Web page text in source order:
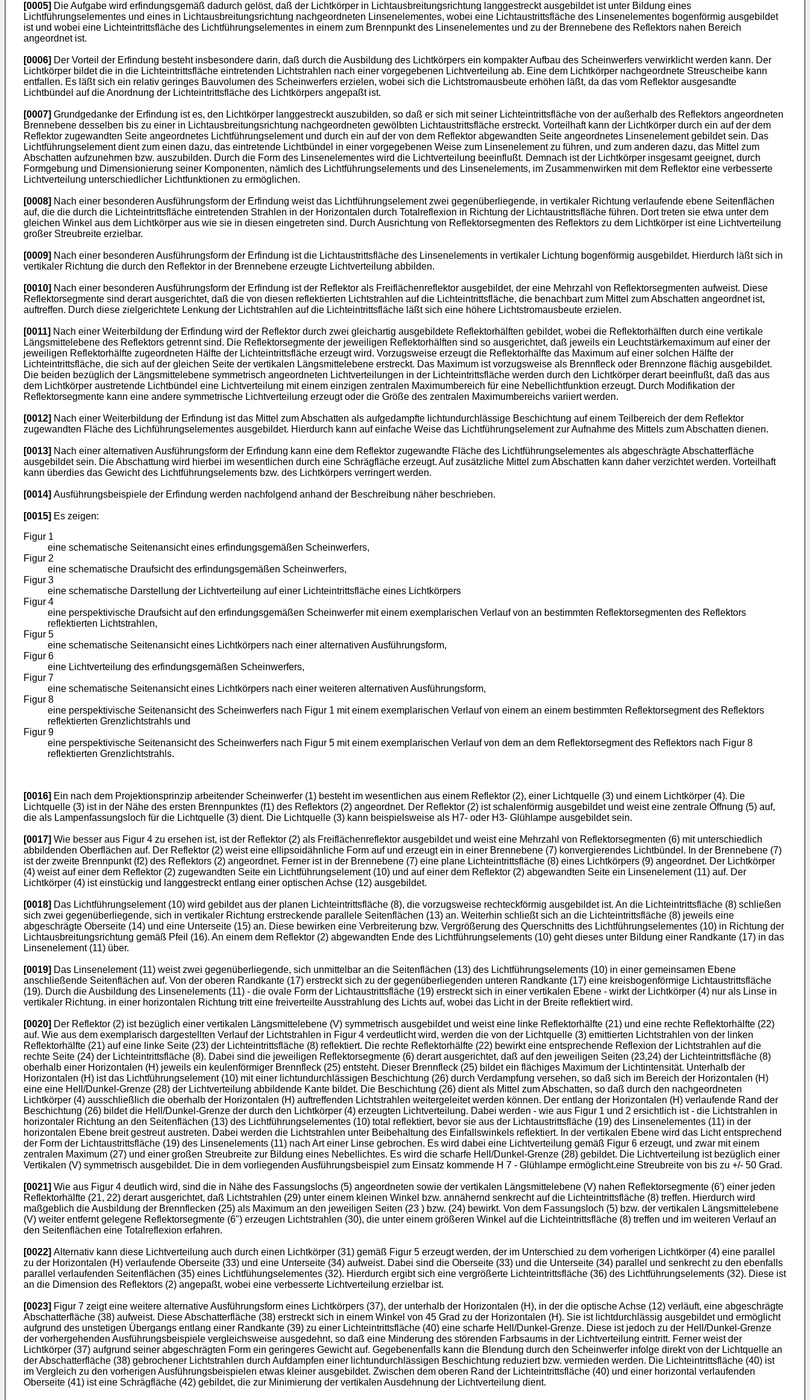
[0005] Die Aufgabe wird erfindungsgemäß dadurch gelöst, daß der Lichtkörper in Lichtausbreitungsrichtung langgestreckt ausgebildet ist unter Bildung eines
Lichtführungselementes und eines in Lichtausbreitungsrichtung nachgeordneten Linsenelementes, wobei eine Lichtaustrittsfläche des Linsenelementes bogenförmig ausgebildet
ist und wobei eine Lichteintrittsfläche des Lichtführungselementes in einem zum Brennpunkt des Linsenelementes und zu der Brennebene des Reflektors nahen Bereich
angeordnet ist.
[0006] Der Vorteil der Erfindung besteht insbesondere darin, daß durch die Ausbildung des Lichtkörpers ein kompakter Aufbau des Scheinwerfers verwirklicht werden kann. Der
Lichtkörper bildet die in die Lichteintrittsfläche eintretenden Lichtstrahlen nach einer vorgegebenen Lichtverteilung ab. Eine dem Lichtkörper nachgeordnete Streuscheibe kann
entfallen. Es läßt sich ein relativ geringes Bauvolumen des Scheinwerfers erzielen, wobei sich die Lichtstromausbeute erhöhen läßt, da das vom Reflektor ausgesandte
Lichtbündel auf die Anordnung der Lichteintrittsfläche des Lichtkörpers angepaßt ist.
[0007] Grundgedanke der Erfindung ist es, den Lichtkörper langgestreckt auszubilden, so daß er sich mit seiner Lichteintrittsfläche von der außerhalb des Reflektors angeordneten
Brennebene desselben bis zu einer in Lichtausbreitungsrichtung nachgeordneten gewölbten Lichtaustrittsfläche erstreckt. Vorteilhaft kann der Lichtkörper durch ein auf der dem
Reflektor zugewandten Seite angeordnetes Lichtführungselement und durch ein auf der von dem Reflektor abgewandten Seite angeordnetes Linsenelement gebildet sein. Das
Lichtführungselement dient zum einen dazu, das eintretende Lichtbündel in einer vorgegebenen Weise zum Linsenelement zu führen, und zum anderen dazu, das Mittel zum
Abschatten aufzunehmen bzw. auszubilden. Durch die Form des Linsenelementes wird die Lichtverteilung beeinflußt. Demnach ist der Lichtkörper insgesamt geeignet, durch
Formgebung und Dimensionierung seiner Komponenten, nämlich des Lichtführungselements und des Linsenelements, im Zusammenwirken mit dem Reflektor eine verbesserte
Lichtverteilung unterschiedlicher Lichtfunktionen zu ermöglichen.
[0008] Nach einer besonderen Ausführungsform der Erfindung weist das Lichtführungselement zwei gegenüberliegende, in vertikaler Richtung verlaufende ebene Seitenflächen
auf, die die durch die Lichteintrittsfläche eintretenden Strahlen in der Horizontalen durch Totalreflexion in Richtung der Lichtaustrittsfläche führen. Dort treten sie etwa unter dem
gleichen Winkel aus dem Lichtkörper aus wie sie in diesen eingetreten sind. Durch Ausrichtung von Reflektorsegmenten des Reflektors zu dem Lichtkörper ist eine Lichtverteilung
großer Streubreite erzielbar.
[0009] Nach einer besonderen Ausführungsform der Erfindung ist die Lichtaustrittsfläche des Linsenelements in vertikaler Lichtung bogenförmig ausgebildet. Hierdurch läßt sich in
vertikaler Richtung die durch den Reflektor in der Brennebene erzeugte Lichtverteilung abbilden.
[0010] Nach einer besonderen Ausführungsform der Erfindung ist der Reflektor als Freiflächenreflektor ausgebildet, der eine Mehrzahl von Reflektorsegmenten aufweist. Diese
Reflektorsegmente sind derart ausgerichtet, daß die von diesen reflektierten Lichtstrahlen auf die Lichteintrittsfläche, die benachbart zum Mittel zum Abschatten angeordnet ist,
auftreffen. Durch diese zielgerichtete Lenkung der Lichtstrahlen auf die Lichteintrittsfläche läßt sich eine höhere Lichtstromausbeute erzielen.
[0011] Nach einer Weiterbildung der Erfindung wird der Reflektor durch zwei gleichartig ausgebildete Reflektorhälften gebildet, wobei die Reflektorhälften durch eine vertikale
Längsmittelebene des Reflektors getrennt sind. Die Reflektorsegmente der jeweiligen Reflektorhälften sind so ausgerichtet, daß jeweils ein Leuchtstärkemaximum auf einer der
jeweiligen Reflektorhälfte zugeordneten Hälfte der Lichteintrittsfläche erzeugt wird. Vorzugsweise erzeugt die Reflektorhälfte das Maximum auf einer solchen Hälfte der
Lichteintrittsfläche, die sich auf der gleichen Seite der vertikalen Längsmittelebene erstreckt. Das Maximum ist vorzugsweise als Brennfleck oder Brennzone flächig ausgebildet.
Die beiden bezüglich der Längsmittelebene symmetrisch angeordneten Lichtverteilungen in der Lichteintrittsfläche werden durch den Lichtkörper derart beeinflußt, daß das aus
dem Lichtkörper austretende Lichtbündel eine Lichtverteilung mit einem einzigen zentralen Maximumbereich für eine Nebellichtfunktion erzeugt. Durch Modifikation der
Reflektorsegmente kann eine andere symmetrische Lichtverteilung erzeugt oder die Größe des zentralen Maximumbereichs variiert werden.
[0012] Nach einer Weiterbildung der Erfindung ist das Mittel zum Abschatten als aufgedampfte lichtundurchlässige Beschichtung auf einem Teilbereich der dem Reflektor
zugewandten Fläche des Lichführungselementes ausgebildet. Hierdurch kann auf einfache Weise das Lichtführungselement zur Aufnahme des Mittels zum Abschatten dienen.
[0013] Nach einer alternativen Ausführungsform der Erfindung kann eine dem Reflektor zugewandte Fläche des Lichtführungselementes als abgeschrägte Abschatterfläche
ausgebildet sein. Die Abschattung wird hierbei im wesentlichen durch eine Schrägfläche erzeugt. Auf zusätzliche Mittel zum Abschatten kann daher verzichtet werden. Vorteilhaft
kann überdies das Gewicht des Lichtführungselements bzw. des Lichtkörpers verringert werden.
[0014] Ausführungsbeispiele der Erfindung werden nachfolgend anhand der Beschreibung näher beschrieben.
[0015] Es zeigen:
Figur 1
eine schematische Seitenansicht eines erfindungsgemäßen Scheinwerfers,
Figur 2
eine schematische Draufsicht des erfindungsgemäßen Scheinwerfers,
Figur 3
eine schematische Darstellung der Lichtverteilung auf einer Lichteintrittsfläche eines Lichtkörpers
Figur 4
eine perspektivische Draufsicht auf den erfindungsgemäßen Scheinwerfer mit einem exemplarischen Verlauf von an bestimmten Reflektorsegmenten des Reflektors
reflektierten Lichtstrahlen,
Figur 5
eine schematische Seitenansicht eines Lichtkörpers nach einer alternativen Ausführungsform,
Figur 6
eine Lichtverteilung des erfindungsgemäßen Scheinwerfers,
Figur 7
eine schematische Seitenansicht eines Lichtkörpers nach einer weiteren alternativen Ausführungsform,
Figur 8
eine perspektivische Seitenansicht des Scheinwerfers nach Figur 1 mit einem exemplarischen Verlauf von einem an einem bestimmten Reflektorsegment des Reflektors
reflektierten Grenzlichtstrahls und
Figur 9
eine perspektivische Seitenansicht des Scheinwerfers nach Figur 5 mit einem exemplarischen Verlauf von dem an dem Reflektorsegment des Reflektors nach Figur 8
reflektierten Grenzlichtstrahls.
[0016] Ein nach dem Projektionsprinzip arbeitender Scheinwerfer (1) besteht im wesentlichen aus einem Reflektor (2), einer Lichtquelle (3) und einem Lichtkörper (4). Die
Lichtquelle (3) ist in der Nähe des ersten Brennpunktes (f1) des Reflektors (2) angeordnet. Der Reflektor (2) ist schalenförmig ausgebildet und weist eine zentrale Öffnung (5) auf,
die als Lampenfassungsloch für die Lichtquelle (3) dient. Die Lichtquelle (3) kann beispielsweise als H7- oder H3- Glühlampe ausgebildet sein.
[0017] Wie besser aus Figur 4 zu ersehen ist, ist der Reflektor (2) als Freiflächenreflektor ausgebildet und weist eine Mehrzahl von Reflektorsegmenten (6) mit unterschiedlich
abbildenden Oberflächen auf. Der Reflektor (2) weist eine ellipsoidähnliche Form auf und erzeugt ein in einer Brennebene (7) konvergierendes Lichtbündel. In der Brennebene (7)
ist der zweite Brennpunkt (f2) des Reflektors (2) angeordnet. Ferner ist in der Brennebene (7) eine plane Lichteintrittsfläche (8) eines Lichtkörpers (9) angeordnet. Der Lichtkörper
(4) weist auf einer dem Reflektor (2) zugewandten Seite ein Lichtführungselement (10) und auf einer dem Reflektor (2) abgewandten Seite ein Linsenelement (11) auf. Der
Lichtkörper (4) ist einstückig und langgestreckt entlang einer optischen Achse (12) ausgebildet.
[0018] Das Lichtführungselement (10) wird gebildet aus der planen Lichteintrittsfläche (8), die vorzugsweise rechteckförmig ausgebildet ist. An die Lichteintrittsfläche (8) schließen
sich zwei gegenüberliegende, sich in vertikaler Richtung erstreckende parallele Seitenflächen (13) an. Weiterhin schließt sich an die Lichteintrittsfläche (8) jeweils eine
abgeschrägte Oberseite (14) und eine Unterseite (15) an. Diese bewirken eine Verbreiterung bzw. Vergrößerung des Querschnitts des Lichtführungselementes (10) in Richtung der
Lichtausbreitungsrichtung gemäß Pfeil (16). An einem dem Reflektor (2) abgewandten Ende des Lichtführungselements (10) geht dieses unter Bildung einer Randkante (17) in das
Linsenelement (11) über.
[0019] Das Linsenelement (11) weist zwei gegenüberliegende, sich unmittelbar an die Seitenflächen (13) des Lichtführungselements (10) in einer gemeinsamen Ebene
anschließende Seitenflächen auf. Von der oberen Randkante (17) erstreckt sich zu der gegenüberliegenden unteren Randkante (17) eine kreisbogenförmige Lichtaustrittsfläche
(19). Durch die Ausbildung des Linsenelements (11) - die ovale Form der Lichtaustrittsfläche (19) erstreckt sich in einer vertikalen Ebene - wirkt der Lichtkörper (4) nur als Linse in
vertikaler Richtung. in einer horizontalen Richtung tritt eine freiverteilte Ausstrahlung des Lichts auf, wobei das Licht in der Breite reflektiert wird.
[0020] Der Reflektor (2) ist bezüglich einer vertikalen Längsmittelebene (V) symmetrisch ausgebildet und weist eine linke Reflektorhälfte (21) und eine rechte Reflektorhälfte (22)
auf. Wie aus dem exemplarisch dargestellten Verlauf der Lichtstrahlen in Figur 4 verdeutlicht wird, werden die von der Lichtquelle (3) emittierten Lichtstrahlen von der linken
Reflektorhälfte (21) auf eine linke Seite (23) der Lichteintrittsfläche (8) reflektiert. Die rechte Reflektorhälfte (22) bewirkt eine entsprechende Reflexion der Lichtstrahlen auf die
rechte Seite (24) der Lichteintrittsfläche (8). Dabei sind die jeweiligen Reflektorsegmente (6) derart ausgerichtet, daß auf den jeweiligen Seiten (23,24) der Lichteintrittsfläche (8)
oberhalb einer Horizontalen (H) jeweils ein keulenförmiger Brennfleck (25) entsteht. Dieser Brennfleck (25) bildet ein flächiges Maximum der Lichtintensität. Unterhalb der
Horizontalen (H) ist das Lichtführungselement (10) mit einer lichtundurchlässigen Beschichtung (26) durch Verdampfung versehen, so daß sich im Bereich der Horizontalen (H)
eine eine Hell/Dunkel-Grenze (28) der Lichtverteilung abbildende Kante bildet. Die Beschichtung (26) dient als Mittel zum Abschatten, so daß durch den nachgeordneten
Lichtkörper (4) ausschließlich die oberhalb der Horizontalen (H) auftreffenden Lichtstrahlen weitergeleitet werden können. Der entlang der Horizontalen (H) verlaufende Rand der
Beschichtung (26) bildet die Hell/Dunkel-Grenze der durch den Lichtkörper (4) erzeugten Lichtverteilung. Dabei werden - wie aus Figur 1 und 2 ersichtlich ist - die Lichtstrahlen in
horizontaler Richtung an den Seitenflächen (13) des Lichtführungselementes (10) total reflektiert, bevor sie aus der Lichtaustrittsfläche (19) des Linsenelementes (11) in der
horizontalen Ebene breit gestreut austreten. Dabei werden die Lichtstrahlen unter Beibehaltung des Einfallswinkels reflektiert. In der vertikalen Ebene wird das Licht entsprechend
der Form der Lichtaustrittsfläche (19) des Linsenelements (11) nach Art einer Linse gebrochen. Es wird dabei eine Lichtverteilung gemäß Figur 6 erzeugt, und zwar mit einem
zentralen Maximum (27) und einer großen Streubreite zur Bildung eines Nebellichtes. Es wird die scharfe Hell/Dunkel-Grenze (28) gebildet. Die Lichtverteilung ist bezüglich einer
Vertikalen (V) symmetrisch ausgebildet. Die in dem vorliegenden Ausführungsbeispiel zum Einsatz kommende H 7 - Glühlampe ermöglicht.eine Streubreite von bis zu +/- 50 Grad.
[0021] Wie aus Figur 4 deutlich wird, sind die in Nähe des Fassungslochs (5) angeordneten sowie der vertikalen Längsmittelebene (V) nahen Reflektorsegmente (6') einer jeden
Reflektorhälfte (21, 22) derart ausgerichtet, daß Lichtstrahlen (29) unter einem kleinen Winkel bzw. annähernd senkrecht auf die Lichteintrittsfläche (8) treffen. Hierdurch wird
maßgeblich die Ausbildung der Brennflecken (25) als Maximum an den jeweiligen Seiten (23 ) bzw. (24) bewirkt. Von dem Fassungsloch (5) bzw. der vertikalen Längsmittelebene
(V) weiter entfernt gelegene Reflektorsegmente (6") erzeugen Lichtstrahlen (30), die unter einem größeren Winkel auf die Lichteintrittsfläche (8) treffen und im weiteren Verlauf an
den Seitenflächen eine Totalreflexion erfahren.
[0022] Alternativ kann diese Lichtverteilung auch durch einen Lichtkörper (31) gemäß Figur 5 erzeugt werden, der im Unterschied zu dem vorherigen Lichtkörper (4) eine parallel
zu der Horizontalen (H) verlaufende Oberseite (33) und eine Unterseite (34) aufweist. Dabei sind die Oberseite (33) und die Unterseite (34) parallel und senkrecht zu den ebenfalls
parallel verlaufenden Seitenflächen (35) eines Lichtfühungselementes (32). Hierdurch ergibt sich eine vergrößerte Lichteintrittsfläche (36) des Lichtführungselements (32). Diese ist
an die Dimension des Reflektors (2) angepaßt, wobei eine verbesserte Lichtverteilung erzielbar ist.
[0023] Figur 7 zeigt eine weitere alternative Ausführungsform eines Lichtkörpers (37), der unterhalb der Horizontalen (H), in der die optische Achse (12) verläuft, eine abgeschrägte
Abschatterfläche (38) aufweist. Diese Abschatterfläche (38) erstreckt sich in einem Winkel von 45 Grad zu der Horizontalen (H). Sie ist lichtdurchlässig ausgebildet und ermöglicht
aufgrund des unstetigen Übergangs entlang einer Randkante (39) zu einer Lichteintrittsfläche (40) eine scharfe Hell/Dunkel-Grenze. Diese ist jedoch zu der Hell/Dunkel-Grenze
der vorhergehenden Ausführungsbeispiele vergleichsweise ausgedehnt, so daß eine Minderung des störenden Farbsaums in der Lichtverteilung eintritt. Ferner weist der
Lichtkörper (37) aufgrund seiner abgeschrägten Form ein geringeres Gewicht auf. Gegebenenfalls kann die Blendung durch den Scheinwerfer infolge direkt von der Lichtquelle an
der Abschatterfläche (38) gebrochener Lichtstrahlen durch Aufdampfen einer lichtundurchlässigen Beschichtung reduziert bzw. vermieden werden. Die Lichteintrittsfläche (40) ist
im Vergleich zu den vorherigen Ausführungsbeispielen etwas kleiner ausgebildet. Zwischen dem oberen Rand der Lichteintrittsfläche (40) und einer horizontal verlaufenden
Oberseite (41) ist eine Schrägfläche (42) gebildet, die zur Minimierung der vertikalen Ausdehnung der Lichtverteilung dient.